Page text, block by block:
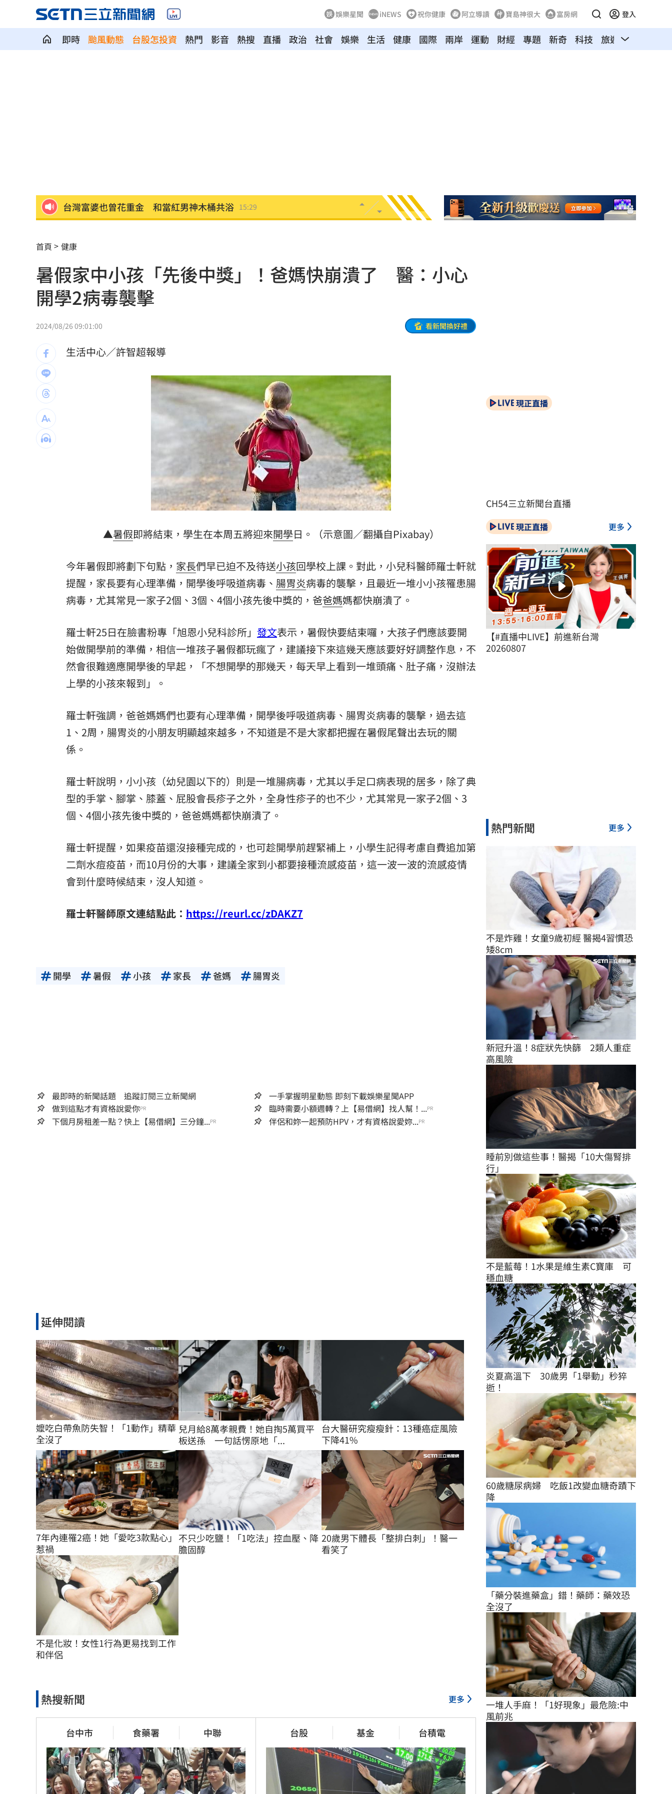
娛樂星聞 iNEWS 祝你健康 阿立導讀 寶島神很大 富房網 登入
即時 颱風動態 台股怎投資 熱門 影音 熱搜 直播 政治 社會 娛樂 生活 健康 國際 兩岸 運動 財經 專題 新奇 科技 旅遊 汽車
台灣富婆也曾花重金 和當紅男神木桶共浴 15:29
白海豚颱風逼近！2縣市恐明午後發陸警
怕哪天消失了蕭敬騰拒聽方大同神曲1年！
LaLaport施工意外 天花板崩、鷹架突掉落
新作破3千萬觀看 知名網紅揭血淚內幕
北市府無預警稽查夏莉絲 負責人竟在場等
雙十衝離島！機票「這天」開搶 攻略快看 15:22
父提前退休母賣戒指！高希均證明這1件事
台玻夫人喪子首發聲 曝2因素揭離世真相 15:16
吳沛憶：面對中傷造謠 陳時中都不出惡言 15:16
統一獅邀日本女星松川星 到場當開球嘉賓 15:16
橘貓「阿咪」失蹤138日！飼主懸賞20萬元 15:14
停車格內卡電線桿 駕駛抱怨：停不進去 15:14
LIVE三立+24小時直播
三立iNEWS新聞台線上直播 18:00
台彩父親節推新刮刮樂千萬頭獎超「爸」氣 12:00
「拍片人的多重宇宙」職涯論壇9/12登場！ 10:30
8國球員齊聚高雄 Formosa 7s掀足球熱潮
理想混蛋號召粉絲跨海追星吃美食！ 18:15
首頁 健康
暑假家中小孩「先後中獎」！爸媽快崩潰了 醫：小心
開學2病毒襲擊
2024/08/26 09:01:00 看新聞換好禮
生活中心／許智超報導
▲暑假即將結束，學生在本周五將迎來開學日。（示意圖／翻攝自Pixabay）
今年暑假即將劃下句點， 家長們早已迫不及待送小孩回學校上課。對此，小兒科醫師羅士軒就
提醒，家長要有心理準備，開學後呼吸道病毒、 腸胃炎病毒的襲擊，且最近一堆小小孩罹患腸
病毒，尤其常見一家子2個、3個、4個小孩先後中獎的，爸爸媽媽都快崩潰了。
羅士軒25日在臉書粉專「旭恩小兒科診所」 發文表示，暑假快要結束囉，大孩子們應該要開
始做開學前的準備，相信一堆孩子暑假都玩瘋了，建議接下來這幾天應該要好好調整作息，不
然會很難適應開學後的早起，「不想開學的那幾天，每天早上看到一堆頭痛、肚子痛，沒辦法
上學的小孩來報到」。
羅士軒強調，爸爸媽媽們也要有心理準備，開學後呼吸道病毒、腸胃炎病毒的襲擊，過去這
1、2周，腸胃炎的小朋友明顯越來越多，不知道是不是大家都把握在暑假尾聲出去玩的關
係。
羅士軒說明，小小孩（幼兒園以下的）則是一堆腸病毒，尤其以手足口病表現的居多，除了典
型的手掌、腳掌、膝蓋、屁股會長疹子之外，全身性疹子的也不少，尤其常見一家子2個、3
個、4個小孩先後中獎的，爸爸媽媽都快崩潰了。
羅士軒提醒，如果疫苗還沒接種完成的，也可趁開學前趕緊補上，小學生記得考慮自費追加第
二劑水痘疫苗，而10月份的大事，建議全家到小都要接種流感疫苗，這一波一波的流感疫情
會到什麼時候結束，沒人知道。
羅士軒醫師原文連結點此： https://reurl.cc/zDAKZ7
開學 暑假 小孩 家長 爸媽 腸胃炎
最即時的新聞話題 追蹤訂閱三立新聞網
一手掌握明星動態 即刻下載娛樂星聞APP
做到這點才有資格說愛你PR 臨時需要小額週轉？上【易借網】找人幫！...PR
下個月房租差一點？快上【易借網】三分鐘...PR 伴侶和妳一起預防HPV，才有資格說愛妳...PR
延伸閱讀
嬤吃白帶魚防失智！「1動作」精華
全沒了
兒月給8萬孝親費！她自掏5萬買平
板送孫 一句話愣原地「...
台大醫研究瘦瘦針：13種癌症風險
下降41%
7年內連罹2癌！她「愛吃3款點心」
惹禍
不只少吃鹽！「1吃法」控血壓、降
膽固醇
20歲男下體長「整排白刺」！醫一
看笑了
不是化妝！女性1行為更易找到工作
和伴侶
熱搜新聞 更多
台中市 食藥署 中聯 台股 基金 台積電
現正直播
CH54三立新聞台直播
現正直播 更多
【#直播中LIVE】前進新台灣
20260807
熱門新聞 更多
不是炸雞！女童9歲初經 醫揭4習慣恐
矮8cm
新冠升溫！8症狀先快篩　2類人重症
高風險
睡前別做這些事！醫揭「10大傷腎排
行」
不是藍莓！1水果是維生素C寶庫　可
穩血糖
炎夏高溫下　30歲男「1舉動」秒猝
逝！
60歲糖尿病婦　吃飯1改變血糖奇蹟下
降
「藥分裝進藥盒」錯！藥師：藥效恐
全沒了
一堆人手麻！「1好現象」最危險:中
風前兆